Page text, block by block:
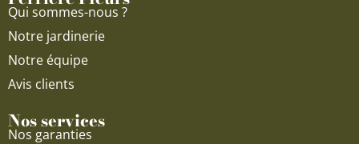
Qui sommes-nous ?
Notre jardinerie
Notre équipe
Avis clients
Nos services
Nos garanties